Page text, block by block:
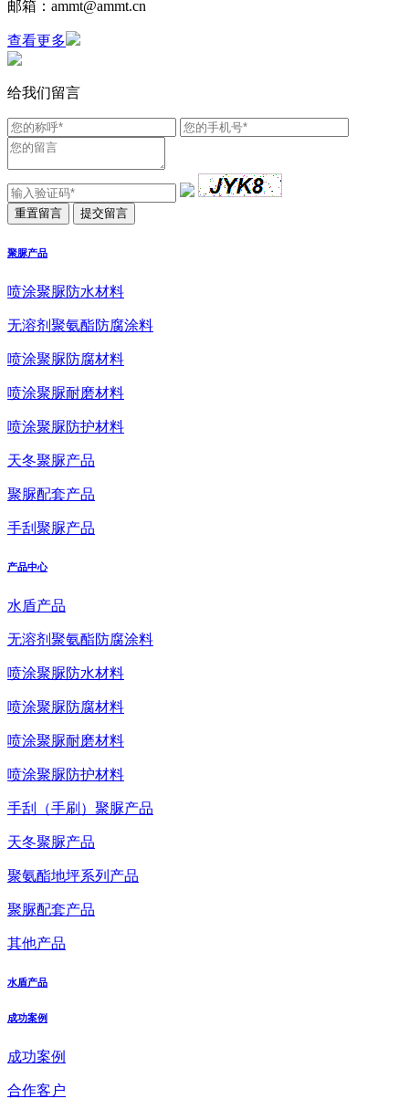
邮箱：ammt@ammt.cn
查看更多
给我们留言
聚脲产品
喷涂聚脲防水材料
无溶剂聚氨酯防腐涂料
喷涂聚脲防腐材料
喷涂聚脲耐磨材料
喷涂聚脲防护材料
天冬聚脲产品
聚脲配套产品
手刮聚脲产品
产品中心
水盾产品
无溶剂聚氨酯防腐涂料
喷涂聚脲防水材料
喷涂聚脲防腐材料
喷涂聚脲耐磨材料
喷涂聚脲防护材料
手刮（手刷）聚脲产品
天冬聚脲产品
聚氨酯地坪系列产品
聚脲配套产品
其他产品
水盾产品
成功案例
成功案例
合作客户